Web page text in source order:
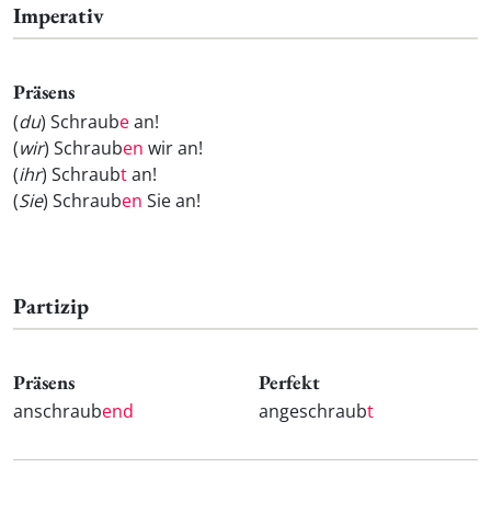
Imperativ
Präsens
(du) Schraubean!
(wir) Schrauben wir an!
(ihr) Schraubtan!
(Sie) Schrauben Sie an!
Partizip
Präsens
anschraubend
Perfekt
angeschraubt